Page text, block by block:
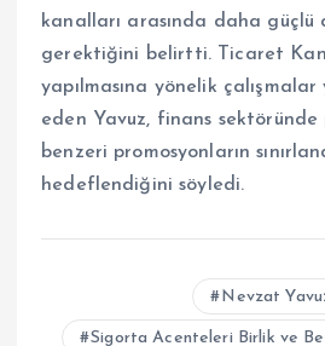
kanalları arasında daha güçlü
gerektiğini belirtti. Ticaret
yapılmasına yönelik
eden Yavuz, finans
benzeri promosyonların
hedeflendiğini söyledi.
Nevzat
Sigorta Acenteleri Birlik ve